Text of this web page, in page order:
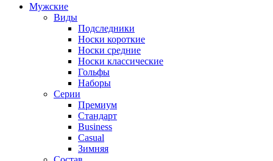
Мужские
Виды
Подследники
Носки короткие
Носки средние
Носки классические
Гольфы
Наборы
Серии
Премиум
Стандарт
Business
Casual
Зимняя